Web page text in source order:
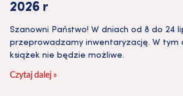
2026 r
Szanowni Państwo! W dniach od 8 do 24
przeprowadzamy inwentaryzację. W tym
książek nie będzie możliwe.
Czytaj dalej »